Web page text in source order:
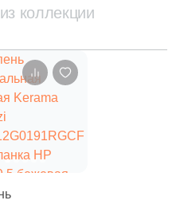
коллекции